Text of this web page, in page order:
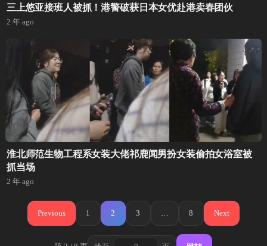
三上悠亚接班人被抓！港警破获日本女优赴港卖春团伙
2 年 ago
淮北师范生物工程系女装大佬祁鹿闻男扮女装偷拍女浴室被
抓当场
2 年 ago
Previous 1 2 3 … 8 Next